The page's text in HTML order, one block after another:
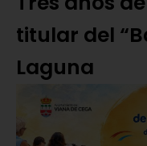
titular del
Laguna